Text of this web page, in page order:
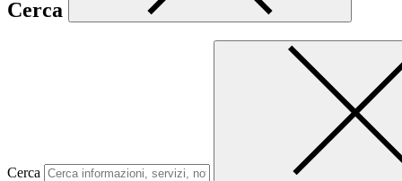
Cerca
Cerca